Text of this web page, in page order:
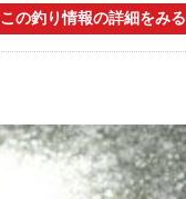
この釣り情報の詳細をみる